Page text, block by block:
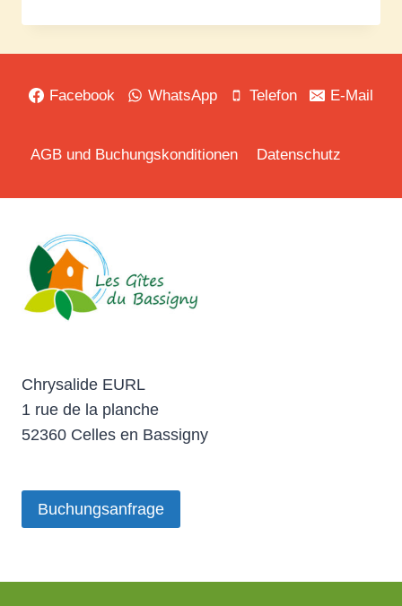
HÖHLEN
Facebook WhatsApp Telefon E-Mail
AGB und Buchungskonditionen Datenschutz
Chrysalide EURL
1 rue de la planche
52360 Celles en Bassigny
Buchungsanfrage